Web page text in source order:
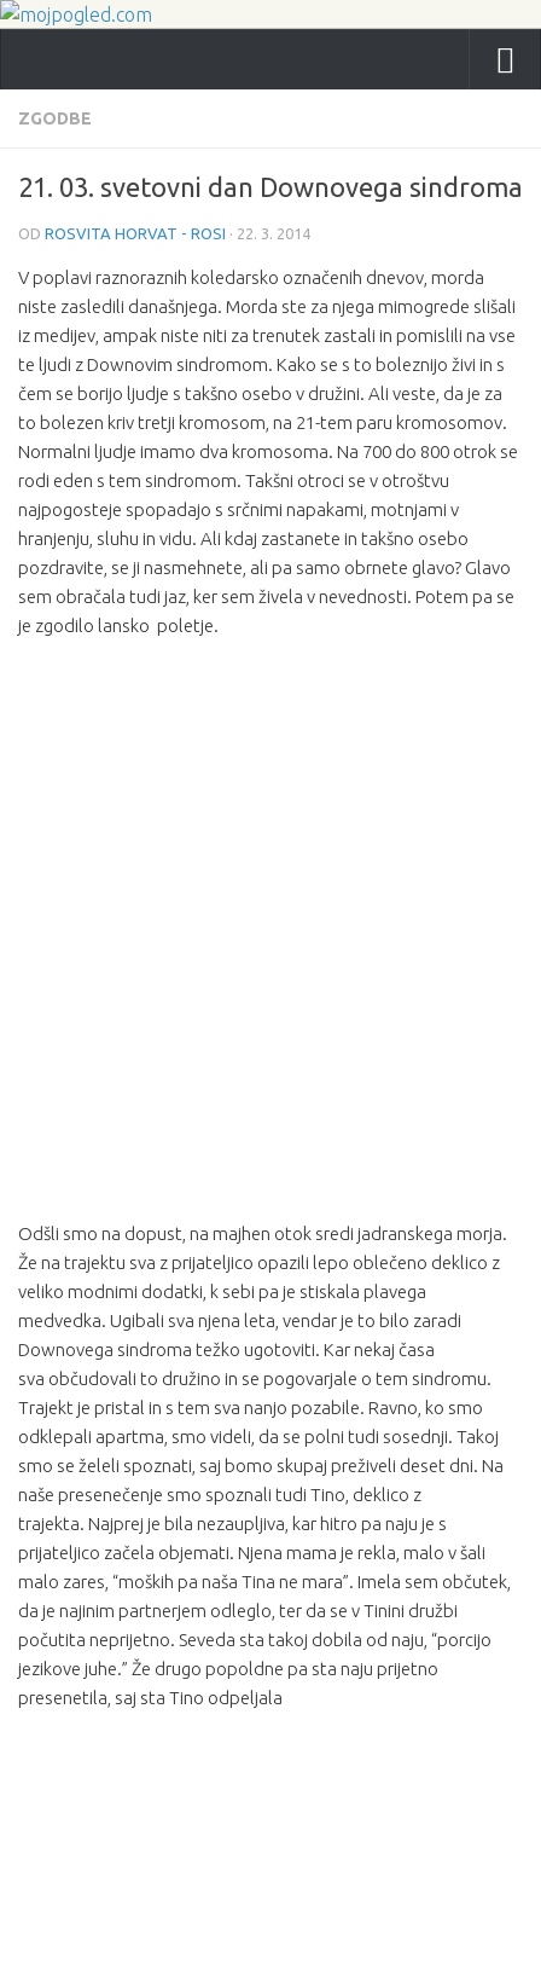
ZGODBE
21. 03. svetovni dan Downovega sindroma
OD ROSVITA HORVAT - ROSI · 22. 3. 2014
V poplavi raznoraznih koledarsko označenih dnevov, morda
niste zasledili današnjega. Morda ste za njega mimogrede slišali
iz medijev, ampak niste niti za trenutek zastali in pomislili na vse
te ljudi z Downovim sindromom. Kako se s to boleznijo živi in s
čem se borijo ljudje s takšno osebo v družini. Ali veste, da je za
to bolezen kriv tretji kromosom, na 21-tem paru kromosomov.
Normalni ljudje imamo dva kromosoma. Na 700 do 800 otrok se
rodi eden s tem sindromom. Takšni otroci se v otroštvu
najpogosteje spopadajo s srčnimi napakami, motnjami v
hranjenju, sluhu in vidu. Ali kdaj zastanete in takšno osebo
pozdravite, se ji nasmehnete, ali pa samo obrnete glavo? Glavo
sem obračala tudi jaz, ker sem živela v nevednosti. Potem pa se
je zgodilo lansko poletje.
Odšli smo na dopust, na majhen otok sredi jadranskega morja.
Že na trajektu sva z prijateljico opazili lepo oblečeno deklico z
veliko modnimi dodatki, k sebi pa je stiskala plavega
medvedka. Ugibali sva njena leta, vendar je to bilo zaradi
Downovega sindroma težko ugotoviti. Kar nekaj časa
sva občudovali to družino in se pogovarjale o tem sindromu.
Trajekt je pristal in s tem sva nanjo pozabile. Ravno, ko smo
odklepali apartma, smo videli, da se polni tudi sosednji. Takoj
smo se želeli spoznati, saj bomo skupaj preživeli deset dni. Na
naše presenečenje smo spoznali tudi Tino, deklico z
trajekta. Najprej je bila nezaupljiva, kar hitro pa naju je s
prijateljico začela objemati. Njena mama je rekla, malo v šali
malo zares, “moških pa naša Tina ne mara”. Imela sem občutek,
da je najinim partnerjem odleglo, ter da se v Tinini družbi
počutita neprijetno. Seveda sta takoj dobila od naju, “porcijo
jezikove juhe.” Že drugo popoldne pa sta naju prijetno
presenetila, saj sta Tino odpeljala